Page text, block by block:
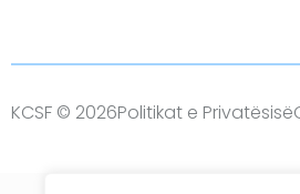
KCSF © 2026Politikat e Privatësisë